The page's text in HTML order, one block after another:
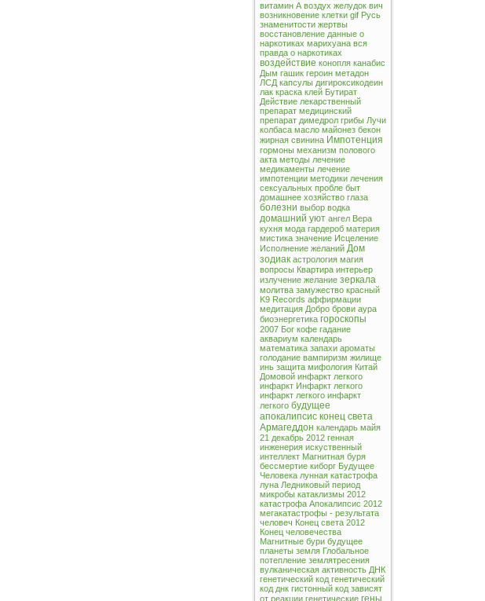
витамин А воздух желудок вич
возникновение клетки gif Русь
знаменитости жертвы
восстановление данные о
наркотиках марихуана вся
правда о наркотиках
воздействие конопля канабис
Дым гашик героин метадон
ЛСД капсулы дигироксикодеин
лак краска клей Бутират
Действие лекарственный
препарат медицинский
препарат димедрол грибы Лучи
колбаса масло майонез бекон
жирная свинина Импотенция
гормоны механизм полового
акта методы лечение
медикаменты лечение
импотенции методики лечения
сексуальных пробле быт
домашнее хозяйство глаза
болезни выбор водка
домашний уют ангел Вера
кухня мода гардероб материя
мистика значение Исцеление
Исполнение желаний Дом
зодиак астрология магия
вопросы Квартира интерьер
излучение желание зеркала
молитва замужество красный
K9 Records аффирмации
медитация Добро брови аура
биоэнергетика гороскопы
2007 Бог кофе гадание
аквариум календарь
математика запахи ароматы
голодание вампиризм жилище
инь защита мифология Китай
Домовой инфаркт легкого
инфаркт Инфаркт легкого
инфаркт легкого инфаркт
легкого будущее
апокалипсис конец света
Армагеддон календарь майя
21 декабрь 2012 генная
инженерия искуственный
интеллект Магнитная буря
бессмертие киборг Будущее
Человека лунная катастрофа
луна Ледниковый период
микробы катаклизмы 2012
катастрофа Апокалипсис 2012
мегакатастрофы - результата
человеч Конец света 2012
Конец человечества
Магнитные бури будущее
планеты земля Глобальное
потепление землятресения
вулканическая активность ДНК
генетический код генетический
код днк гистонный код зависят
от реакции генетические гены